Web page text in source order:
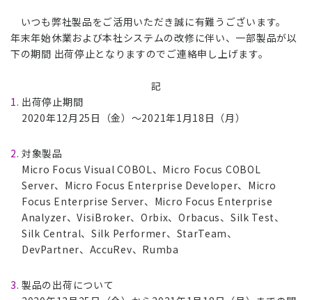
いつも弊社製品をご活用いただき誠に有難うございます。
年末年始休業および本社システムの改修に伴い、一部製品が以
下の期間 出荷停止となりますのでご連絡申し上げます。
記
出荷停止期間
2020年12月25日（金）～2021年1月18日（月）
対象製品
Micro Focus Visual COBOL、Micro Focus COBOL
Server、Micro Focus Enterprise Developer、Micro
Focus Enterprise Server、Micro Focus Enterprise
Analyzer、VisiBroker、Orbix、Orbacus、Silk Test、
Silk Central、Silk Performer、StarTeam、
DevPartner、AccuRev、Rumba
製品の出荷について